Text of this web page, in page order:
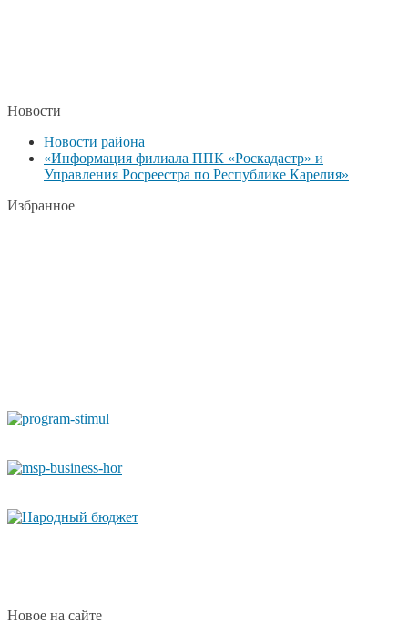
Новости
Новости района
«Информация филиала ППК «Роскадастр» и
Управления Росреестра по Республике Карелия»
Избранное
Новое на сайте